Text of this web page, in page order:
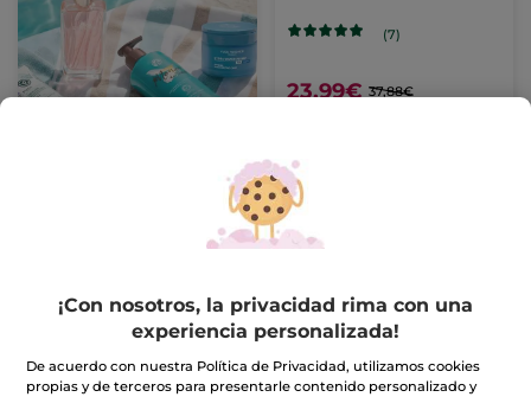
(7)
23,99€ 37,88€
¡Con nosotros, la privacidad rima con una
experiencia personalizada!
De acuerdo con nuestra Política de Privacidad, utilizamos cookies
propias y de terceros para presentarle contenido personalizado y